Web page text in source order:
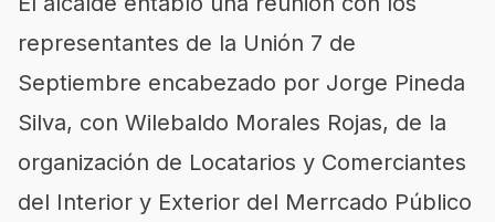
representantes de la Unión 7 de
Septiembre encabezado por Jorge Pineda
Silva, con Wilebaldo Morales Rojas, de la
organización de Locatarios y Comerciantes
del Interior y Exterior del Merrcado Público